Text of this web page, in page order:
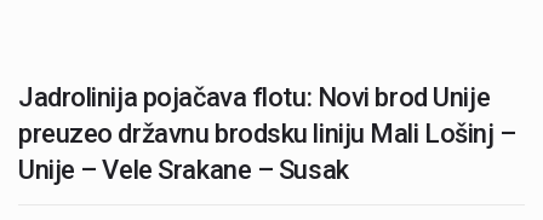
Jadrolinija pojačava flotu: Novi brod Unije
preuzeo državnu brodsku liniju Mali Lošinj –
Unije – Vele Srakane – Susak